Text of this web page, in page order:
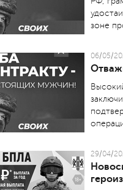
зоне
06/05/
29/04/